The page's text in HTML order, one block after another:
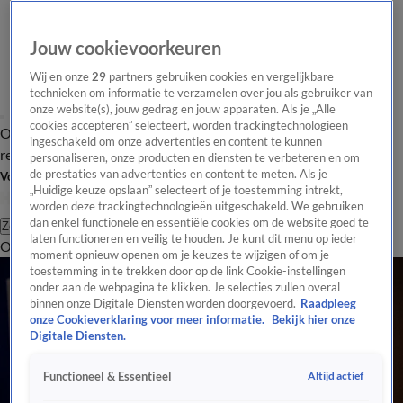
Overzicht Laatste nieuws Regionieuws Het beste van Hart
Tip de
redactie
Volg Hart van Nederland
Zoeken
OverzichtRegioUitzendingenWeerTip de redactiePanelVideo's
Jouw cookievoorkeuren
Wij en onze29 partners gebruiken cookies en vergelijkbare
technieken om informatie te verzamelen over jou als gebruiker van
onze website(s), jouw gedrag en jouw apparaten. Als je „Alle
cookies accepteren” selecteert, worden trackingtechnologieën
ingeschakeld om onze advertenties en content te kunnen
personaliseren, onze producten en diensten te verbeteren en om
de prestaties van advertenties en content te meten. Als je
„Huidige keuze opslaan” selecteert of je toestemming intrekt,
worden deze trackingtechnologieën uitgeschakeld. We gebruiken
dan enkel functionele en essentiële cookies om de website goed te
laten functioneren en veilig te houden. Je kunt dit menu op ieder
moment opnieuw openen om je keuzes te wijzigen of om je
toestemming in te trekken door op de link Cookie-instellingen
onder aan de webpagina te klikken. Je selecties zullen overal
binnen onze Digitale Diensten worden doorgevoerd. Raadpleeg
onze Cookieverklaring voor meer informatie.
Bekijk hier onze
Digitale Diensten.
Functioneel & Essentieel Altijd actief